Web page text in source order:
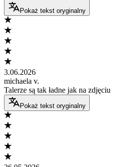
Pokaż tekst oryginalny
3.06.2026
michaela v.
Talerze są tak ładne jak na zdjęciu
Pokaż tekst oryginalny